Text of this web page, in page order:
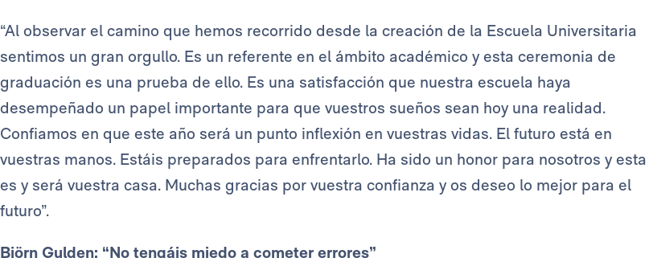
“Al observar el camino que hemos recorrido desde la creación de la Escuela Universitaria
sentimos un gran orgullo. Es un referente en el ámbito académico y esta ceremonia de
graduación es una prueba de ello. Es una satisfacción que nuestra escuela haya
desempeñado un papel importante para que vuestros sueños sean hoy una realidad.
Confiamos en que este año será un punto inflexión en vuestras vidas. El futuro está en
vuestras manos. Estáis preparados para enfrentarlo. Ha sido un honor para nosotros y esta
es y será vuestra casa. Muchas gracias por vuestra confianza y os deseo lo mejor para el
futuro”.
Björn Gulden: “No tengáis miedo a cometer errores”